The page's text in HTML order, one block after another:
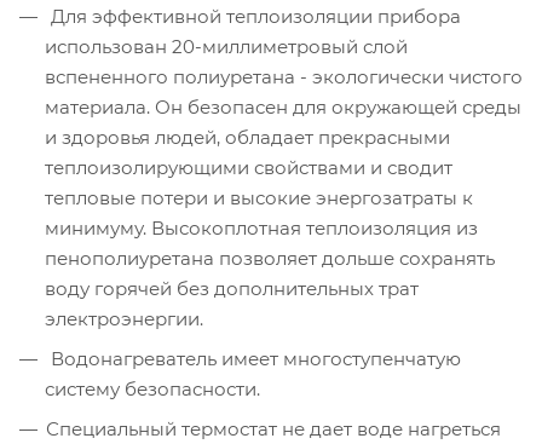
Для эффективной теплоизоляции прибора
использован 20-миллиметровый слой
вспененного полиуретана - экологически чистого
материала. Он безопасен для окружающей среды
и здоровья людей, обладает прекрасными
теплоизолирующими свойствами и сводит
тепловые потери и высокие энергозатраты к
минимуму. Высокоплотная теплоизоляция из
пенополиуретана позволяет дольше сохранять
воду горячей без дополнительных трат
электроэнергии.
Водонагреватель имеет многоступенчатую
систему безопасности.
Специальный термостат не дает воде нагреться